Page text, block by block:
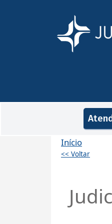
Início
<< Voltar